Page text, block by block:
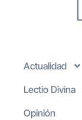
Actualidad
Lectio Divina
Opinión